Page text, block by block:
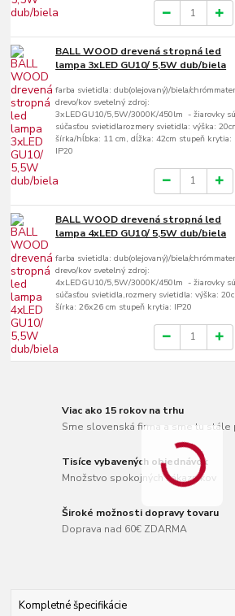
BALL WOOD drevená stropná led
lampa 3xLED GU10/ 5,5W dub/biela
farba svietidla: dub(olejovaný)/biela/
drevo/kov svetelný zdroj:
3xLEDGU10/5,5W/3000K/450lm - žiarovky sú
súčasťou svietidlarozmery svietidla: výška:
šírka/hĺbka: 11 cm, dĺžka: 42cm stupeň krytia:
IP20
BALL WOOD drevená stropná led
lampa 4xLED GU10/ 5,5W dub/biela
farba svietidla: dub(olejovaný)/biela/
drevo/kov svetelný zdroj:
4xLEDGU10/5,5W/3000K/450lm - žiarovky sú
súčasťou svietidla,rozmery svietidla: výška:
šírka: 26x26 cm stupeň krytia: IP20
Viac ako 15 rokov na trhu
Sme slovenská firma a sme tu stále
Tisíce vybavených objednávok
Množstvo spokojných zákazníkov
Široké možnosti dopravy tovaru
Doprava nad 60€ ZDARMA
Kompletné špecifikácie